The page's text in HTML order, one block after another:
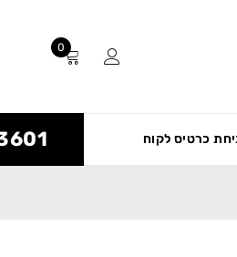
0
כרטיס לקוח